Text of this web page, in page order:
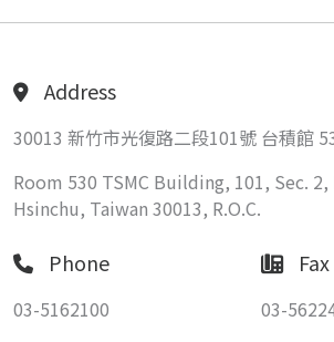
Address
30013 新竹市光復路二段101號 台積館
Room 530 TSMC Building, 101, Sec. 2,
Hsinchu, Taiwan 30013, R.O.C.
Phone
03-5162100
Fax
03-